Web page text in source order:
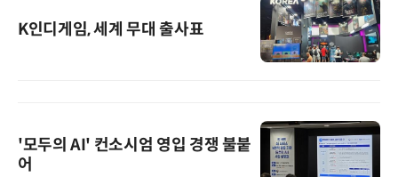
K인디게임, 세계 무대 출사표
'모두의 AI' 컨소시엄 영입 경쟁 불붙
어